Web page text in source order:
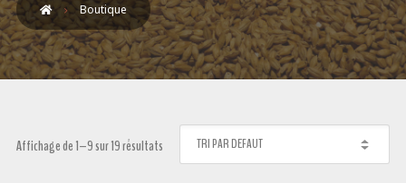
Boutique
Affichage de 1–9 sur 19 résultats